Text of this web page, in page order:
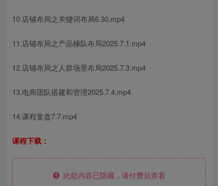
10.店铺布局之关键词布局6.30.mp4
11.店铺布局之产品梯队布局2025.7.1.mp4
12.店铺布局之人群场景布局2025.7.3.mp4
13.电商团队搭建和管理2025.7.4.mp4
14.课程复盘7.7.mp4
课程下载：
此处内容已隐藏，请付费后查看